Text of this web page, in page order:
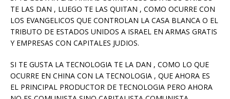
TE LAS DAN , LUEGO TE LAS QUITAN , COMO OCURRE CON
LOS EVANGELICOS QUE CONTROLAN LA CASA BLANCA O EL
TRIBUTO DE ESTADOS UNIDOS A ISRAEL EN ARMAS GRATIS
Y EMPRESAS CON CAPITALES JUDIOS.
SI TE GUSTA LA TECNOLOGIA TE LA DAN , COMO LO QUE
OCURRE EN CHINA CON LA TECNOLOGIA , QUE AHORA ES
EL PRINCIPAL PRODUCTOR DE TECNOLOGIA PERO AHORA